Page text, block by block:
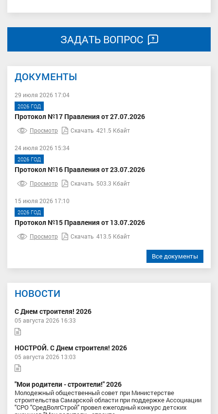
ЗАДАТЬ ВОПРОС
ДОКУМЕНТЫ
29 июля 2026 17:04
2026 ГОД
Протокол №17 Правления от 27.07.2026
Просмотр Скачать 421.5 Кбайт
24 июля 2026 15:34
2026 ГОД
Протокол №16 Правления от 23.07.2026
Просмотр Скачать 503.3 Кбайт
15 июля 2026 17:10
2026 ГОД
Протокол №15 Правления от 13.07.2026
Просмотр Скачать 413.5 Кбайт
Все документы
НОВОСТИ
С Днем строителя! 2026
05 августа 2026 16:33
НОСТРОЙ. С Днем строителя! 2026
05 августа 2026 13:03
"Мои родители - строители!" 2026
Молодежный общественный совет при Министерстве
строительства Самарской области при поддержке Ассоциации
"СРО "СредВолгСтрой" провел ежегодный конкурс детских